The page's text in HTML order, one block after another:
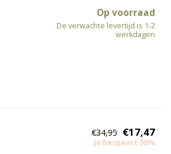
Op voorraad
De verwachte levertijd is 1-2
werkdagen
€34,95 €17,47
Je bespaart 50%